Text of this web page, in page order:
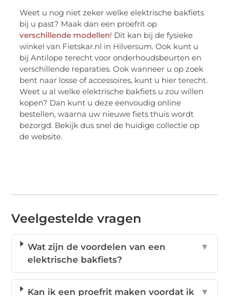
Weet u nog niet zeker welke elektrische bakfiets
bij u past? Maak dan een proefrit op
verschillende modellen! Dit kan bij de fysieke
winkel van Fietskar.nl in Hilversum. Ook kunt u
bij Antilope terecht voor onderhoudsbeurten en
verschillende reparaties. Ook wanneer u op zoek
bent naar losse of accessoires, kunt u hier terecht.
Weet u al welke elektrische bakfiets u zou willen
kopen? Dan kunt u deze eenvoudig online
bestellen, waarna uw nieuwe fiets thuis wordt
bezorgd. Bekijk dus snel de huidige collectie op
de website.
Veelgestelde vragen
Wat zijn de voordelen van een
elektrische bakfiets?
▼
Kan ik een proefrit maken voordat ik ▼